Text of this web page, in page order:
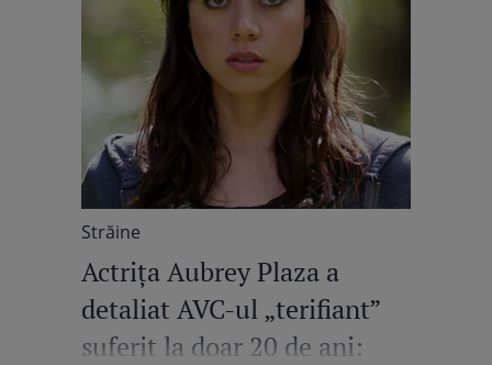
Străine
Actrița Aubrey Plaza a
detaliat AVC-ul „terifiant”
suferit la doar 20 de ani: